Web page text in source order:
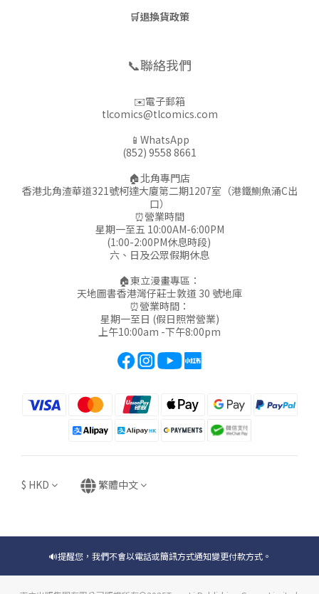
🛒退換貨政策
📞聯絡我們
✉️電子郵箱
tlcomics@tlcomics.com
📱WhatsApp
(852) 9558 8661
🏠北角專門店
香港北角渣華道321號柯達大廈第二期1207室（港鐵鰂魚涌C出
口）
⏰營業時間
星期一至五 10:00AM-6:00PM
(1:00-2:00PM休息時段)
六、日及公眾假期休息
🏠東立漫畫專區：
天地圖書香港灣仔莊士敦道 30 號地庫
⏰營業時間：
星期一至日 (假日照常營業)
上午10:00am -下午8:00pm
$ HKD 繁體中文
🔊提醒您，我們不會以電話或簡訊方式通知變更付款方式。